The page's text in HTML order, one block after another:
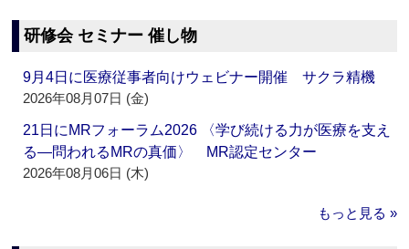
研修会 セミナー 催し物
9月4日に医療従事者向けウェビナー開催 サクラ精機
2026年08月07日 (金)
21日にMRフォーラム2026 〈学び続ける力が医療を支え
る―問われるMRの真価〉 MR認定センター
2026年08月06日 (木)
もっと見る »